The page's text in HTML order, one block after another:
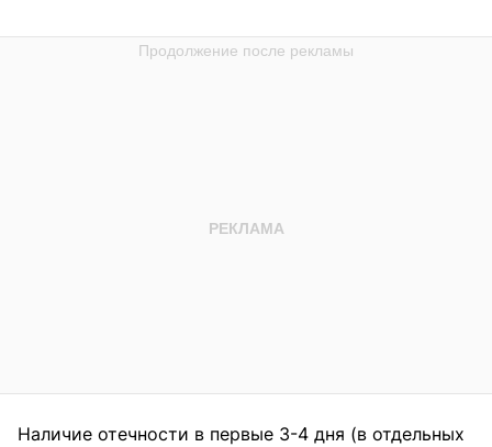
Наличие отечности в первые 3-4 дня (в отдельных